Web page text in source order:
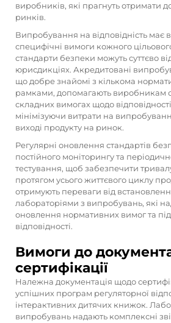
виробників, які прагнуть отримати
ринків.
Випробування на відповідність має
специфічні вимоги кожного
стандарти безпеки можуть суттєво
юрисдикціях. Акредитовані
що добре знайомі з кількома
рамками, допомагають виробникам
складних вимогах щодо
мінімізуючи витрати на
виході продукту на ринок.
Регулярні оновлення стандартів
постійного моніторингу та
тестування, щоб забезпечити
протягом усього життєвого циклу
отримують переваги від
лабораторіями з випробувань, які
оновлення нормативних вимог та
відповідності.
Вимоги до
сертифікації
Належна документація щодо
успішних програм регуляторної
інтерактивних дитячих книжок.
випробувань надають комплексні